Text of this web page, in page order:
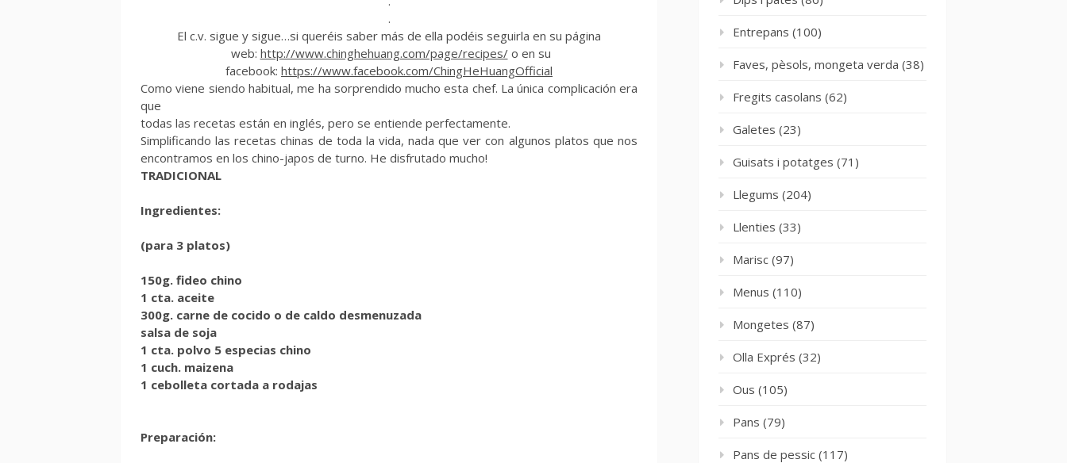
.
El c.v. sigue y sigue…si queréis saber más de ella podéis seguirla en su página
web: http://www.chinghehuang.com/page/recipes/o en su
facebook: https://www.facebook.com/ChingHeHuangOfficial
Como viene siendo habitual, me ha sorprendido mucho esta chef. La única complicación era
que
todas las recetas están en inglés, pero se entiende perfectamente.
Simplificando las recetas chinas de toda la vida, nada que ver con algunos platos que nos
encontramos en los chino-japos de turno. He disfrutado mucho!
TRADICIONAL
Ingredientes:
(para 3 platos)
150g. fideo chino
1 cta. aceite
300g. carne de cocido o de caldo desmenuzada
salsa de soja
1 cta. polvo 5 especias chino
1 cuch. maizena
1 cebolleta cortada a rodajas
Preparación:
Entrepans (100)
Faves, pèsols, mongeta verda (38)
Fregits casolans (62)
Galetes (23)
Guisats i potatges (71)
Llegums (204)
Llenties (33)
Marisc (97)
Menus (110)
Mongetes (87)
Olla Exprés (32)
Ous (105)
Pans (79)
Pans de pessic (117)